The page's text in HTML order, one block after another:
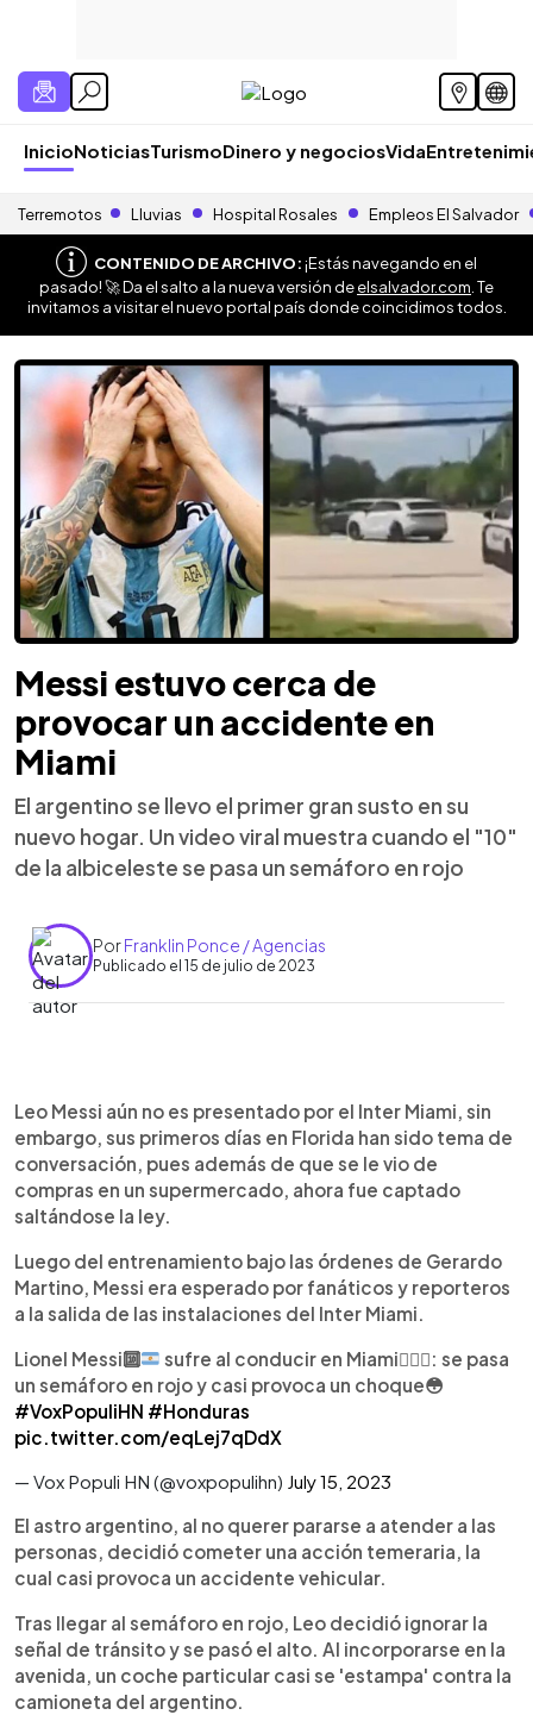
InicioNoticiasTurismoDinero y negociosVida
Terremotos Lluvias Hospital Rosales Empleos El Salvador
CONTENIDO DE ARCHIVO:¡Estás navegando en el
pasado! 🚀 Da el salto a la nueva versión deelsalvador.com . Te
invitamos a visitar el nuevo portal país donde coincidimos todos.
Messi estuvo cerca de
provocar un accidente en
Miami
El argentino se llevo el primer gran susto en su
nuevo hogar. Un video viral muestra cuando el "10"
de la albiceleste se pasa un semáforo en rojo
PorFranklin Ponce / Agencias
Publicado el 15 de julio de 2023
Escuchar artículo
Leo Messi aún no es presentado por el Inter Miami, sin
embargo, sus primeros días en Florida han sido tema de
conversación, pues además de que se le vio de
compras en un supermercado, ahora fue captado
saltándose la ley.
Luego del entrenamiento bajo las órdenes de Gerardo
Martino, Messi era esperado por fanáticos y reporteros
a la salida de las instalaciones del Inter Miami.
Lionel Messi🔟 sufre al conducir en Miami🤦🏻‍♂️: se pasa
un semáforo en rojo y casi provoca un choque😳
#VoxPopuliHN #Honduras
pic.twitter.com/eqLej7qDdX
— Vox Populi HN (@voxpopulihn) July 15, 2023
El astro argentino, al no querer pararse a atender a las
personas, decidió cometer una acción temeraria, la
cual casi provoca un accidente vehicular.
Tras llegar al semáforo en rojo, Leo decidió ignorar la
señal de tránsito y se pasó el alto. Al incorporarse en la
avenida, un coche particular casi se 'estampa' contra la
camioneta del argentino.